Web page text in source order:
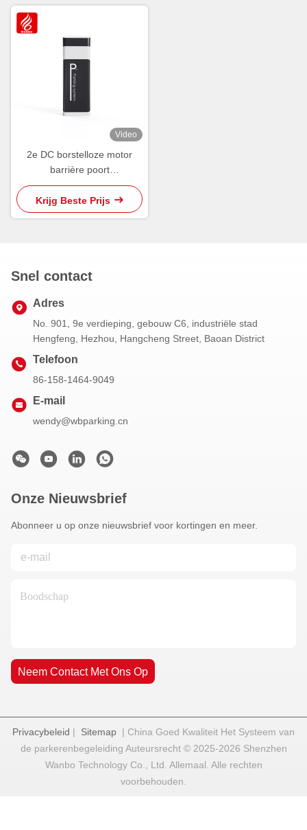
Parkeerbetalingssysteem
Video
2e DC borstelloze motor
barrière poort
Parkeerbeheersysteem
Boom barrière poort
Krijg Beste Prijs
Snel contact
Adres
No. 901, 9e verdieping, gebouw C6, industriële stad
Hengfeng, Hezhou, Hangcheng Street, Baoan District
Telefoon
86-158-1464-9049
E-mail
wendy@wbparking.cn
Onze Nieuwsbrief
Abonneer u op onze nieuwsbrief voor kortingen en meer.
Neem Contact Met Ons Op
Privacybeleid | Sitemap | China Goed Kwaliteit Het Systeem van
de parkerenbegeleiding Auteursrecht © 2025-2026 Shenzhen
Wanbo Technology Co., Ltd. Allemaal. Alle rechten
voorbehouden.